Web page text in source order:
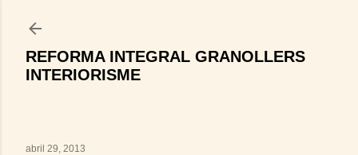
REFORMA INTEGRAL GRANOLLERS
INTERIORISME
abril 29, 2013